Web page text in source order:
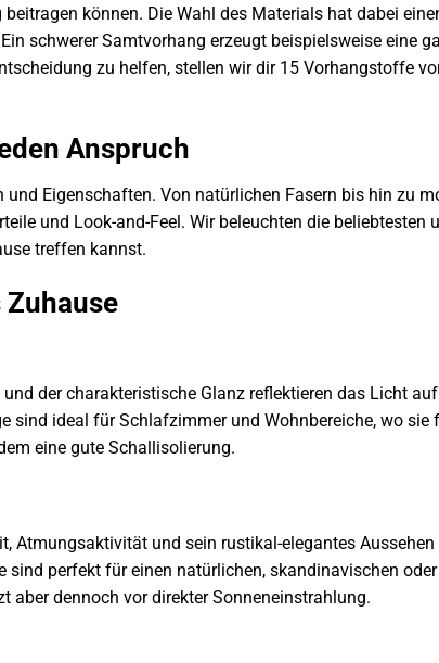
können. Die Wahl des Materials hat dabei
schwerer Samtvorhang erzeugt beispielsweise eine
zu helfen, stellen wir dir 15 Vorhangstoffe
Anspruch
Eigenschaften. Von natürlichen Fasern bis hin zu
und Look-and-Feel. Wir beleuchten die beliebtesten
treffen kannst.
der charakteristische Glanz reflektieren das Licht
sind ideal für Schlafzimmer und Wohnbereiche, wo sie
eine gute Schallisolierung.
Atmungsaktivität und sein rustikal-elegantes
perfekt für einen natürlichen, skandinavischen
aber dennoch vor direkter Sonneneinstrahlung.